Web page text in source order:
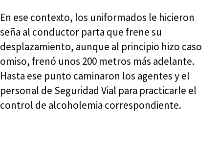
En ese contexto, los uniformados le hicieron
seña al conductor parta que frene su
desplazamiento, aunque al principio hizo caso
omiso, frenó unos 200 metros más adelante.
Hasta ese punto caminaron los agentes y el
personal de Seguridad Vial para practicarle el
control de alcoholemia correspondiente.